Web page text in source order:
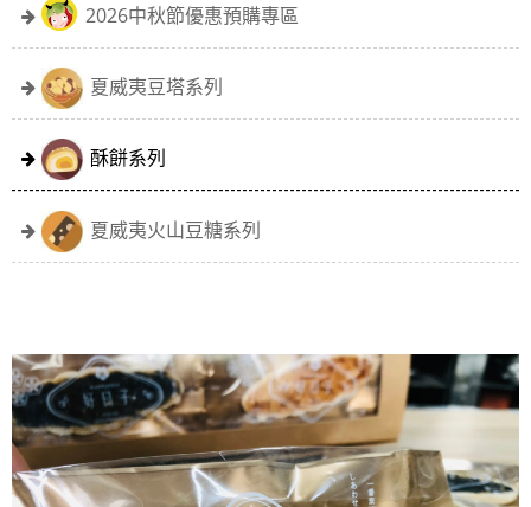
2026中秋節優惠預購專區
夏威夷豆塔系列
酥餅系列
夏威夷火山豆糖系列